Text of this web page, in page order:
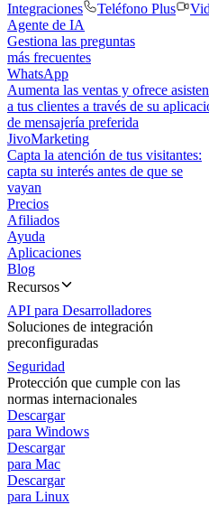
Integraciones
Teléfono Plus
Agente de IA
Gestiona las preguntas
más frecuentes
WhatsApp
Aumenta las ventas y ofrece
a tus clientes a través de su
de mensajería preferida
JivoMarketing
Capta la atención de tus visitantes:
capta su interés antes de que se
vayan
Precios
Afiliados
Ayuda
Aplicaciones
Blog
Recursos
API para Desarrolladores
Soluciones de integración
preconfiguradas
Seguridad
Protección que cumple con las
normas internacionales
Descargar
para Windows
Descargar
para Mac
Descargar
para Linux